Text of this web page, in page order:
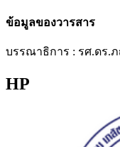
ข้อมูลของวารสาร
บรรณาธิการ : รศ.ดร.
HP